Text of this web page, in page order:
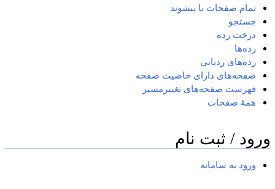
تمام صفحات با پیشوند
جستجو
درخت رده
رده‌ها
رده‌های ردیابی
صفحه‌های دارای خاصیت صفحه
فهرست صفحه‌های تغییرمسیر
همهٔ صفحات
ورود / ثبت نام
ورود به سامانه